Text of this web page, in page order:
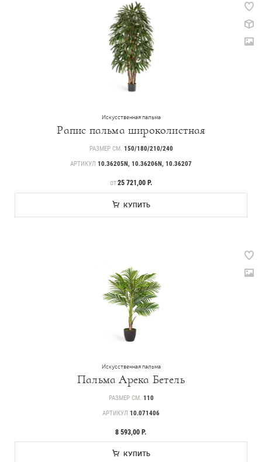
Искусственная пальма
Рапис пальма широколистная
РАЗМЕР СМ. 150/180/210/240
АРТИКУЛ 10.36205N, 10.36206N, 10.36207
ЦЕНА
ОТ25 721,00 Р.
КУПИТЬ
Искусственная пальма
Пальма Арека Бетель
РАЗМЕР СМ. 110
АРТИКУЛ 10.071406
8 593,00 Р.
КУПИТЬ